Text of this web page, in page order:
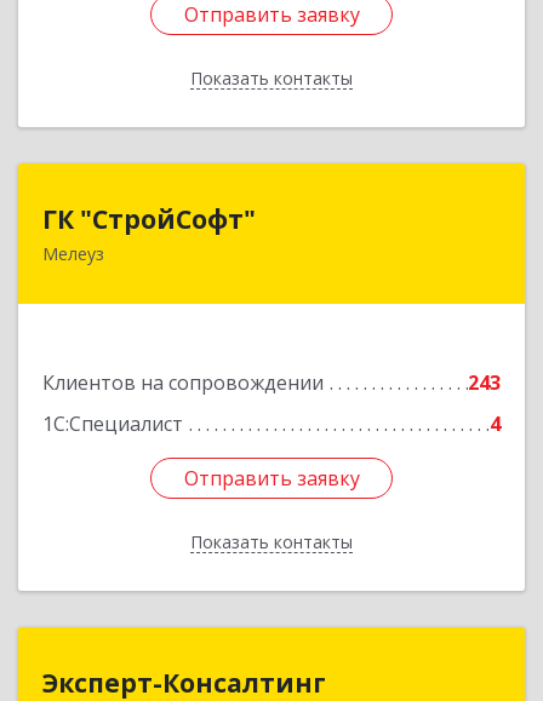
Отправить заявку
Показать контакты
Отправить заявку
Назад
ГК "СтройСофт"
Мелеуз
Клиентов на сопровождении
243
1С:Специалист
4
Отправить заявку
Показать контакты
453852, Башкортостан Респ, Мелеуз г, Ленина
Отправить заявку
Назад
Эксперт-Консалтинг